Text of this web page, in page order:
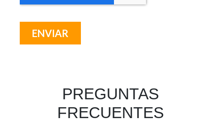
PREGUNTAS
FRECUENTES